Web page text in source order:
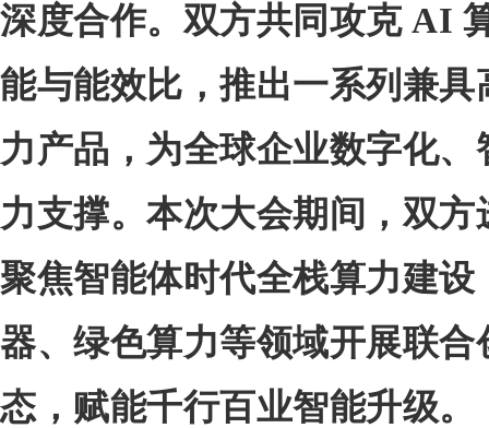
深度合作。双方共同攻克 AI
能与能效比，推出一系列兼
力产品，为全球企业数字化
力支撑。本次大会期间，双
聚焦智能体时代全栈算力建
器、绿色算力等领域开展联
态，赋能千行百业智能升级。